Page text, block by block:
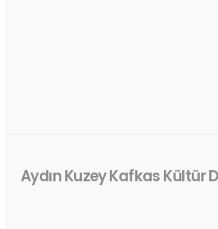
Aydın Kuzey Kafkas Kültür